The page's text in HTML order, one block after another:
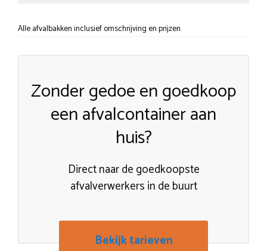
Alle afvalbakken inclusief omschrijving en prijzen.
Zonder gedoe en goedkoop
een afvalcontainer aan
huis?
Direct naar de goedkoopste
afvalverwerkers in de buurt
Bekijk tarieven